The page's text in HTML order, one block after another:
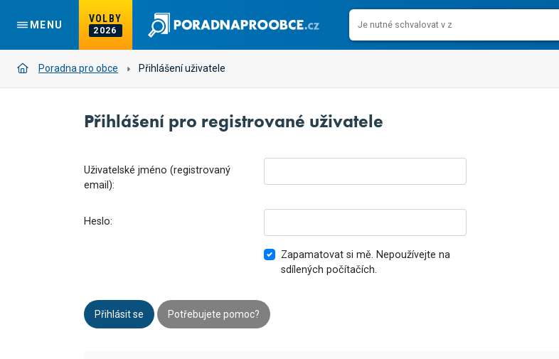
MENU
VOLBY
2026
Poradna pro obce Přihlášení uživatele
Přihlášení pro registrované uživatele
Uživatelské jméno (registrovaný
email):
Heslo:
Zapamatovat si mě. Nepoužívejte na
sdílených počítačích.
Přihlásit se Potřebujete pomoc?